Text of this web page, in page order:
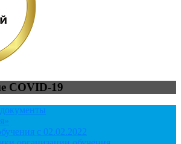
COVID-19
с 02.02.2022